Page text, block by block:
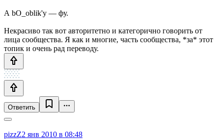
А bO_oblik'у — фу.
Некрасиво так вот авторитетно и категорично говорить от
лица сообщества. Я как и многие, часть сообщества, *за* этот
топик и очень рад переводу.
Ответить
pizzZ2 янв 2010 в 08:48